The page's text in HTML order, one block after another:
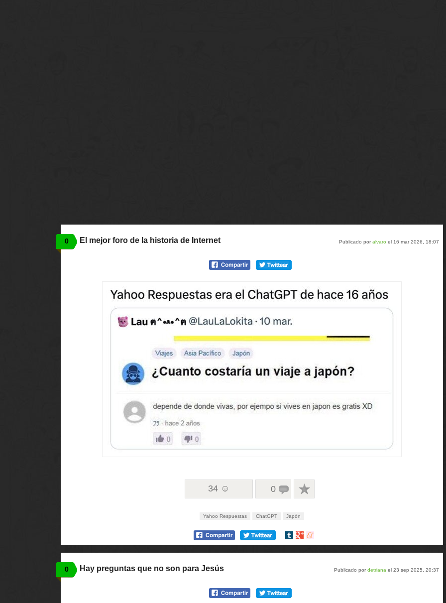
0 Publicado poralvaro el 16 mar 2026, 18:07
El mejor foro de la historia de Internet
34 ☺ 0
Yahoo Respuestas ChatGPT Japón
Compartir
Compartir
Compartir
0 Publicado pordetriana el 23 sep 2025, 20:37
Hay preguntas que no son para Jesús